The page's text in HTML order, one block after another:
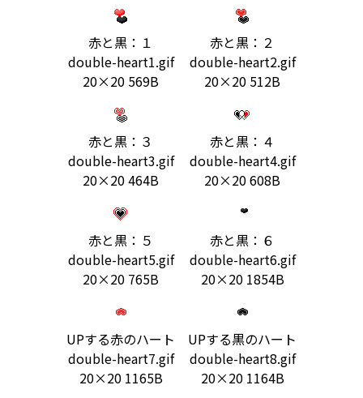
赤と黒：１
double-heart1.gif
20×20 569B
赤と黒：２
double-heart2.gif
20×20 512B
赤と黒：３
double-heart3.gif
20×20 464B
赤と黒：４
double-heart4.gif
20×20 608B
赤と黒：５
double-heart5.gif
20×20 765B
赤と黒：６
double-heart6.gif
20×20 1854B
UPする赤のハート
double-heart7.gif
20×20 1165B
UPする黒のハート
double-heart8.gif
20×20 1164B